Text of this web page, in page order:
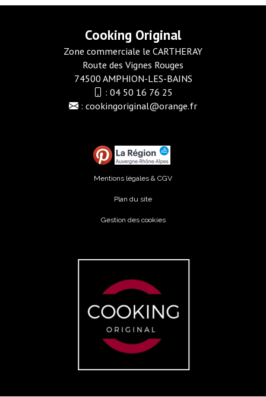
Cooking Original
Zone commerciale le CARTHERAY
Route des Vignes Rouges
74500 AMPHION-LES-BAINS
: 04 50 16 76 25
: cookingoriginal@orange.fr
Mentions légales & CGV
Plan du site
Gestion des cookies